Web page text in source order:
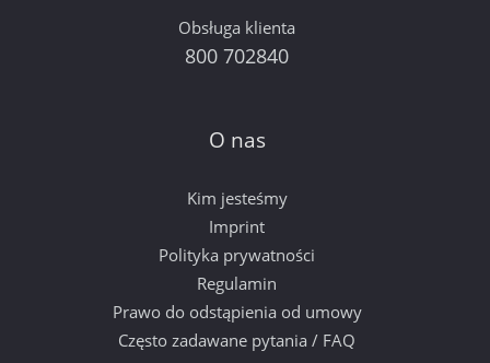
Obsługa klienta
800 702840
O nas
Kim jesteśmy
Imprint
Polityka prywatności
Regulamin
Prawo do odstąpienia od umowy
Często zadawane pytania / FAQ